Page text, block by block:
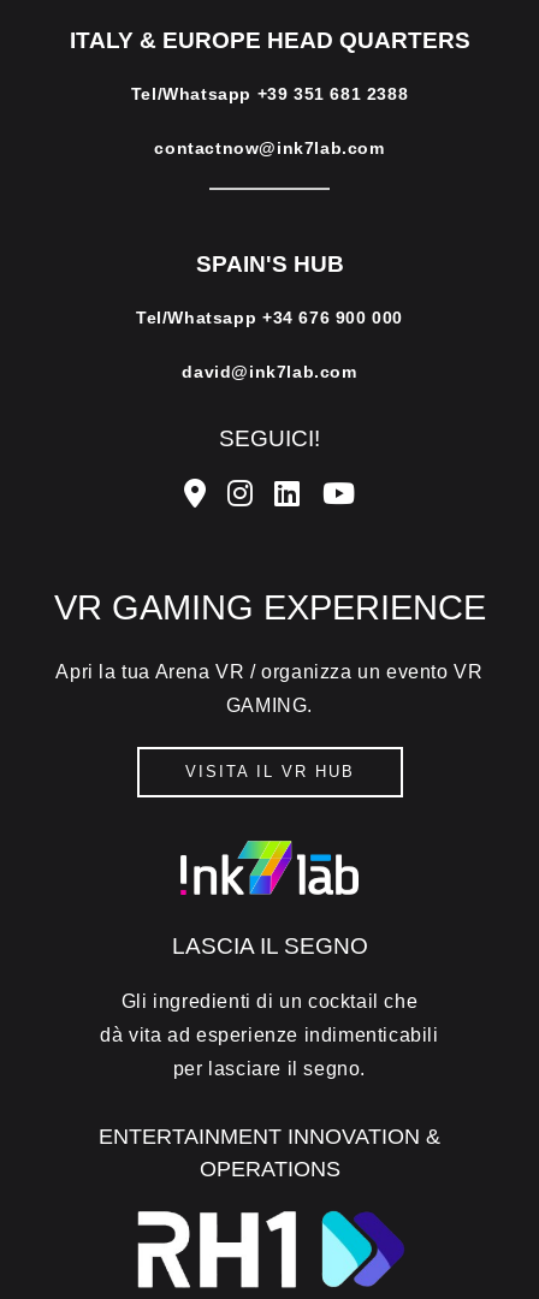
ITALY & EUROPE HEAD QUARTERS
Tel/Whatsapp +39 351 681 2388
contactnow@ink7lab.com
SPAIN'S HUB
Tel/Whatsapp +34 676 900 000
david@ink7lab.com
SEGUICI!
VR GAMING EXPERIENCE
Apri la tua Arena VR / organizza un evento VR
GAMING.
VISITA IL VR HUB
LASCIA IL SEGNO
Gli ingredienti di un cocktail che
dà vita ad esperienze indimenticabili
per lasciare il segno.
ENTERTAINMENT INNOVATION &
OPERATIONS